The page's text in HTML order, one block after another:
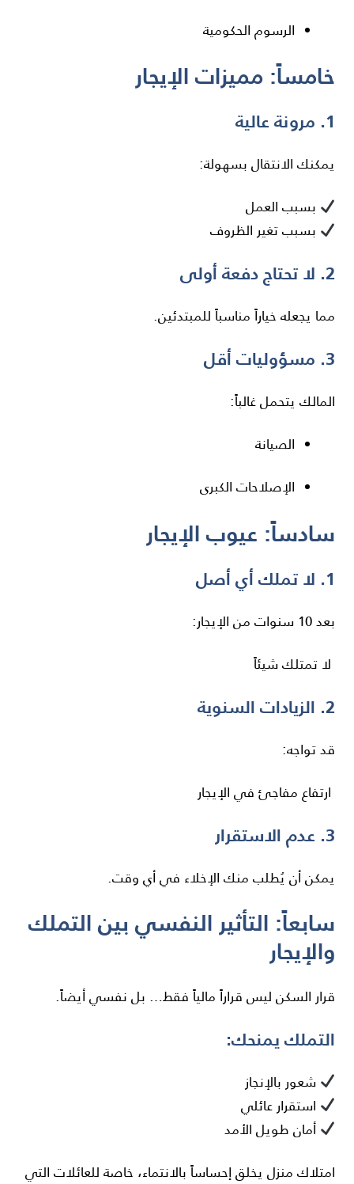
الرسوم الحكومية
خامساً: مميزات الإيجار
1. مرونة عالية
يمكنك الانتقال بسهولة:
بسبب العمل
بسبب تغير الظروف
2. لا تحتاج دفعة أولى
مما يجعله خياراً مناسباً للمبتدئين.
3. مسؤوليات أقل
المالك يتحمل غالباً:
الصيانة
الإصلاحات الكبرى
سادساً: عيوب الإيجار
1. لا تملك أي أصل
بعد 10 سنوات من الإيجار:
لا تمتلك شيئاً
2. الزيادات السنوية
قد تواجه:
ارتفاع مفاجئ في الإيجار
3. عدم الاستقرار
يمكن أن يُطلب منك الإخلاء في أي وقت.
سابعاً: التأثير النفسي بين التملك
والإيجار
قرار السكن ليس قراراً مالياً فقط… بل نفسي أيضاً.
التملك يمنحك:
شعور بالإنجاز
استقرار عائلي
أمان طويل الأمد
امتلاك منزل يخلق إحساساً بالانتماء، خاصة للعائلات التي